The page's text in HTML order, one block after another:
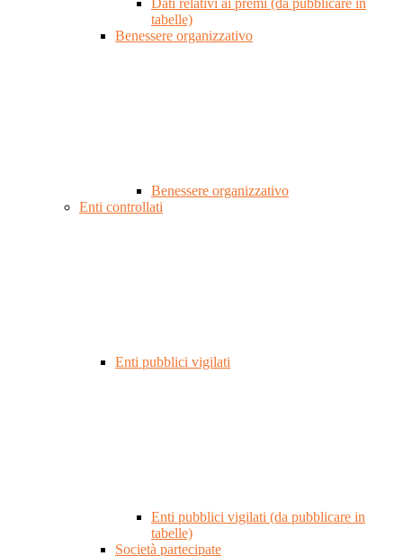
Dati relativi ai premi (da pubblicare in
tabelle)
Benessere organizzativo
Benessere organizzativo
Enti controllati
Enti pubblici vigilati
Enti pubblici vigilati (da pubblicare in
tabelle)
Società partecipate